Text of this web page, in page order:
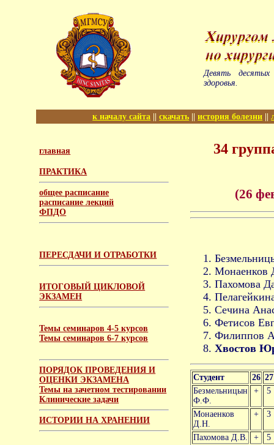
Девять
здоровья.
к началу сайта ||скачать ||история болезни ||
главная
ПРАКТИКА
общее расписание
расписание лекций
ФПДО
ПЕРЕСДАЧИ И ОТРАБОТКИ
ИТОГОВЫЙ ЦИКЛОВОЙ
ЭКЗАМЕН
Темы семинаров 4-5 курсов
Темы семинаров 6-7 курсов
ПОРЯДОК ПРОВЕДЕНИЯ И
ОЦЕНКИ ЭКЗАМЕНА
Темы на зачетном тестировании
Клинические задачи
ИСТОРИИ НА ХРАНЕНИИ
34
(26
Монаенков
Пахомова
Сечина
Фетисов
Филиппов
Хвостов
Студент 26 27
Безмельницын
Ф.Ф.
+ 5
Монаенков
Д.Н.
+ 3
Пахомова Д.В. +
5